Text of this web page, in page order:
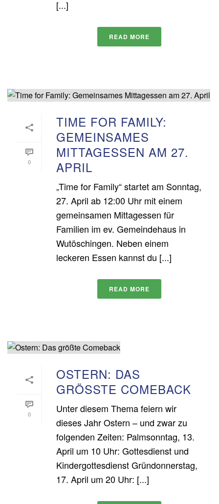
[...]
READ MORE
0
TIME FOR FAMILY:
GEMEINSAMES
MITTAGESSEN AM 27.
APRIL
„Time for Family“ startet am Sonntag,
27. April ab 12:00 Uhr mit einem
gemeinsamen Mittagessen für
Familien im ev. Gemeindehaus in
Wutöschingen. Neben einem
leckeren Essen kannst du [...]
READ MORE
0
OSTERN: DAS
GRÖSSTE COMEBACK
Unter diesem Thema feiern wir
dieses Jahr Ostern – und zwar zu
folgenden Zeiten: Palmsonntag, 13.
April um 10 Uhr: Gottesdienst und
Kindergottesdienst Gründonnerstag,
17. April um 20 Uhr: [...]